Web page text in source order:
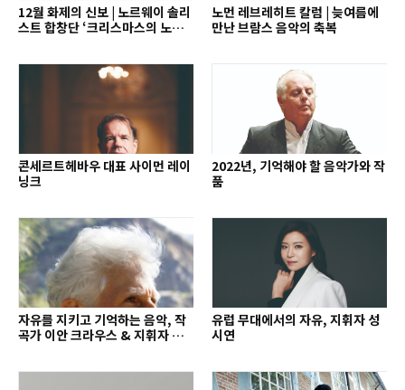
12월 화제의 신보 | 노르웨이 솔리
스트 합창단 ‘크리스마스의 노래’
노먼 레브레히트 칼럼 | 늦여름에
만난 브람스 음악의 축복
콘세르트헤바우 대표 사이먼 레이
닝크
2022년, 기억해야 할 음악가와 작
품
자유를 지키고 기억하는 음악, 작
곡가 이안 크라우스 & 지휘자 배
유럽 무대에서의 자유, 지휘자 성
시연